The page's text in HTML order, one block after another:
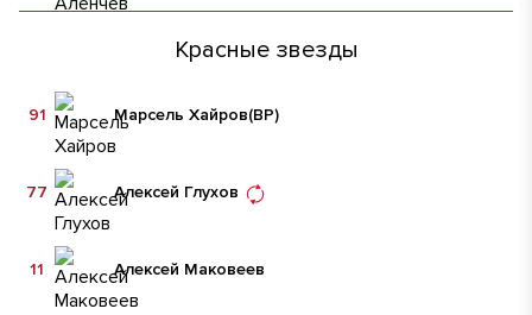
Красные звезды
Марсель Хайров(ВР)
91
Алексей Глухов
77
Алексей Маковеев
11